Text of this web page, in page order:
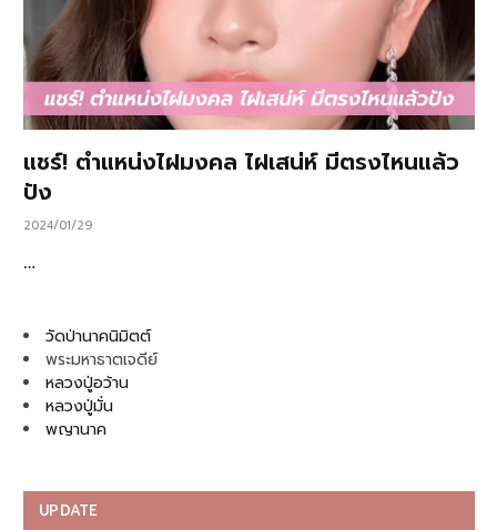
แชร์! ตำแหน่งไฝมงคล ไฝเสน่ห์ มีตรงไหนแล้ว
ปัง
2024/01/29
…
วัดป่านาคนิมิตต์
พระมหาธาตเจดีย์
หลวงปู่อว้าน
หลวงปู่มั่น
พญานาค
UPDATE